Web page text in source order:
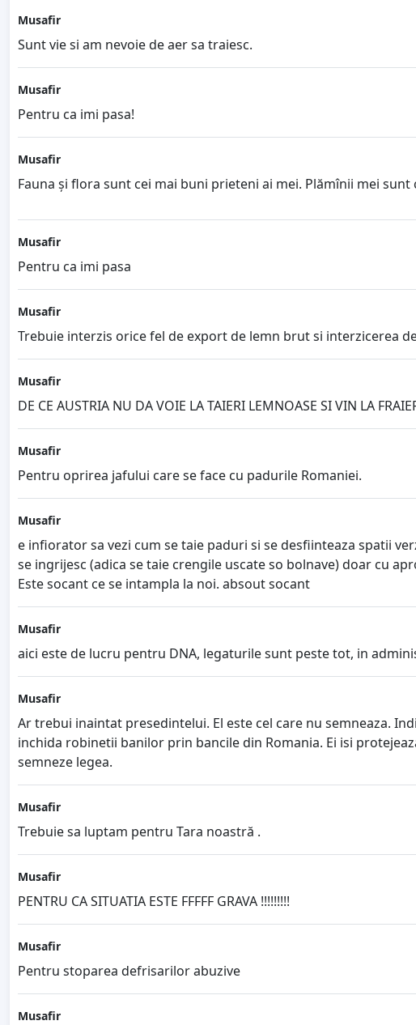
Musafir
Sunt vie si am nevoie de aer sa traiesc.
Musafir
Pentru ca imi pasa!
Musafir
Fauna și flora sunt cei mai buni prieteni ai mei. Plămînii mei sunt
Musafir
Pentru ca imi pasa
Musafir
Trebuie interzis orice fel de export de lemn brut si interzicerea
Musafir
DE CE AUSTRIA NU DA VOIE LA TAIERI LEMNOASE SI VIN LA
Musafir
Pentru oprirea jafului care se face cu padurile Romaniei.
Musafir
e infiorator sa vezi cum se taie paduri si se desfiinteaza spatii
se ingrijesc (adica se taie crengile uscate so bolnave) doar cu
Este socant ce se intampla la noi. absout socant
Musafir
aici este de lucru pentru DNA, legaturile sunt peste tot, in
Musafir
Ar trebui inaintat presedintelui. El este cel care nu semneaza.
inchida robinetii banilor prin bancile din Romania. Ei isi
semneze legea.
Musafir
Trebuie sa luptam pentru Tara noastră .
Musafir
PENTRU CA SITUATIA ESTE FFFFF GRAVA !!!!!!!!!
Musafir
Pentru stoparea defrisarilor abuzive
Musafir